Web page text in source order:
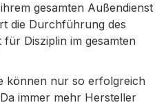
gesamten Außendienst
die Durchführung des
Disziplin im gesamten
können nur so erfolgreich
immer mehr Hersteller